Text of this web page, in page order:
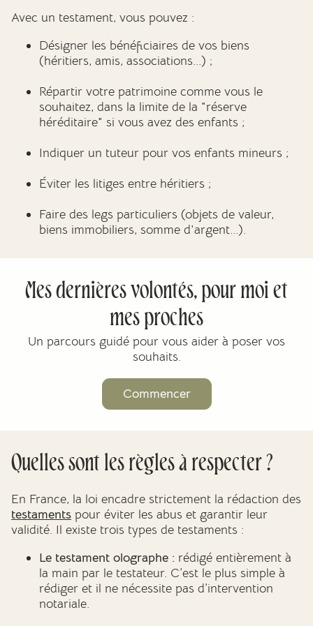
Avec un testament, vous pouvez :
Désigner les bénéficiaires de vos biens
(héritiers, amis, associations...) ;
Répartir votre patrimoine comme vous le
souhaitez, dans la limite de la "réserve
héréditaire" si vous avez des enfants ;
Indiquer un tuteur pour vos enfants mineurs ;
Éviter les litiges entre héritiers ;
Faire des legs particuliers (objets de valeur,
biens immobiliers, somme d'argent...).
Mes dernières volontés, pour moi et
mes proches
Un parcours guidé pour vous aider à poser vos
souhaits.
Commencer
Quelles sont les règles à respecter ?
En France, la loi encadre strictement la rédaction des
testaments pour éviter les abus et garantir leur
validité. Il existe trois types de testaments :
Le testament olographe : rédigé entièrement à
la main par le testateur. C’est le plus simple à
rédiger et il ne nécessite pas d’intervention
notariale.